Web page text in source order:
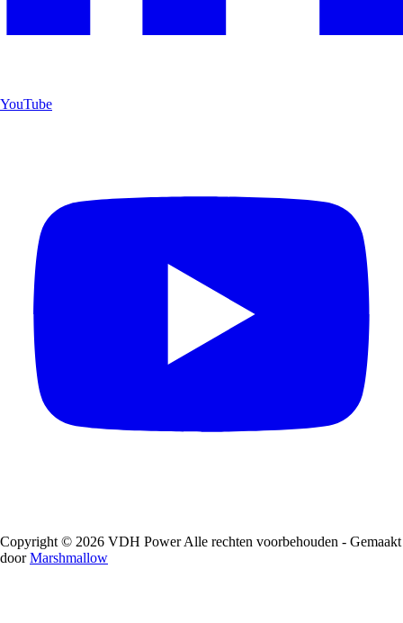
YouTube
Copyright © 2026 VDH Power Alle rechten voorbehouden - Gemaakt
doorMarshmallow